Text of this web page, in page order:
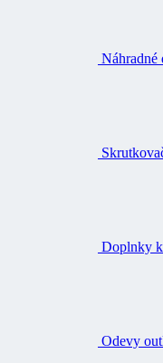
Náhradné
Doplnky
Odevy